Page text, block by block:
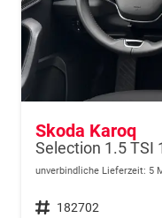
Skoda Karoq
unverbindliche Lieferzeit: 5
Fahrzeugnr. 182702